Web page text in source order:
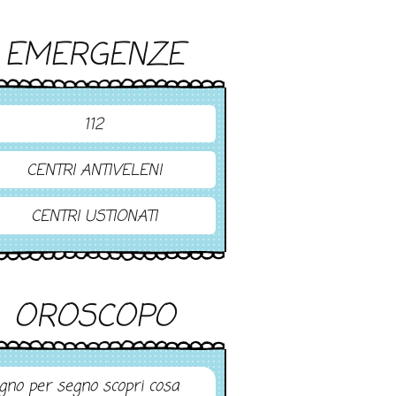
EMERGENZE
112
CENTRI ANTIVELENI
CENTRI USTIONATI
OROSCOPO
per segno scopri cosa